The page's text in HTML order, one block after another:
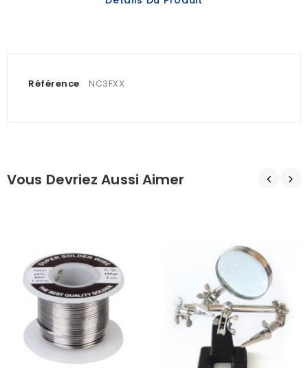
Référence NC3FXX
Vous Devriez Aussi Aimer